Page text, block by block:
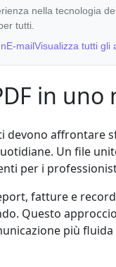
nella tecnologia
tutti.
E-mailVisualizza tutti gli
in uno
devono affrontare
Un file
per i
fatture e
Questo
più